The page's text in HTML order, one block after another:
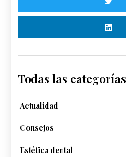
Todas las categorías
Actualidad
Consejos
Estética dental